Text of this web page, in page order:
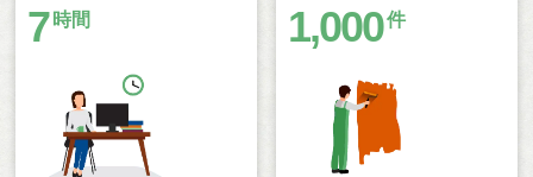
7 時間 1,000件